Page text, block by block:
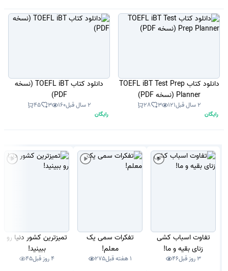
دانلود کتاب TOEFL iBT Test Prep
Planner (نسخه PDF)
2 سال قبل 121
3
28
رایگان
دانلود کتاب TOEFL iBT (نسخه
PDF)
2 سال قبل 160
3
45
رایگان
تفاوت اسباب کشی
زنای بقیه و ما!
3 روز قبل 46
تفکرات سمی یک
معلم!
1 هفته قبل 275
تمیزترین کشور دنیا رو
ببینید!
4 روز قبل 45